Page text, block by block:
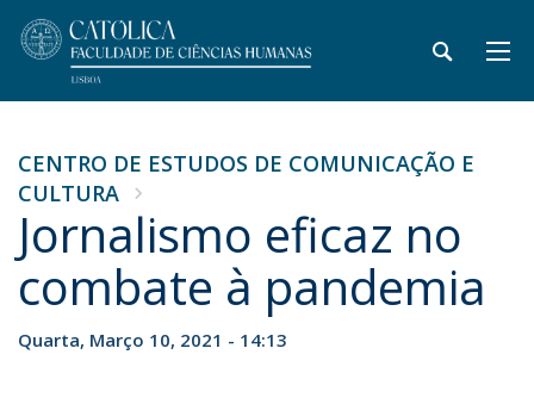
CENTRO DE ESTUDOS DE COMUNICAÇÃO E
CULTURA
Jornalismo eficaz no
combate à pandemia
Quarta, Março 10, 2021 - 14:13